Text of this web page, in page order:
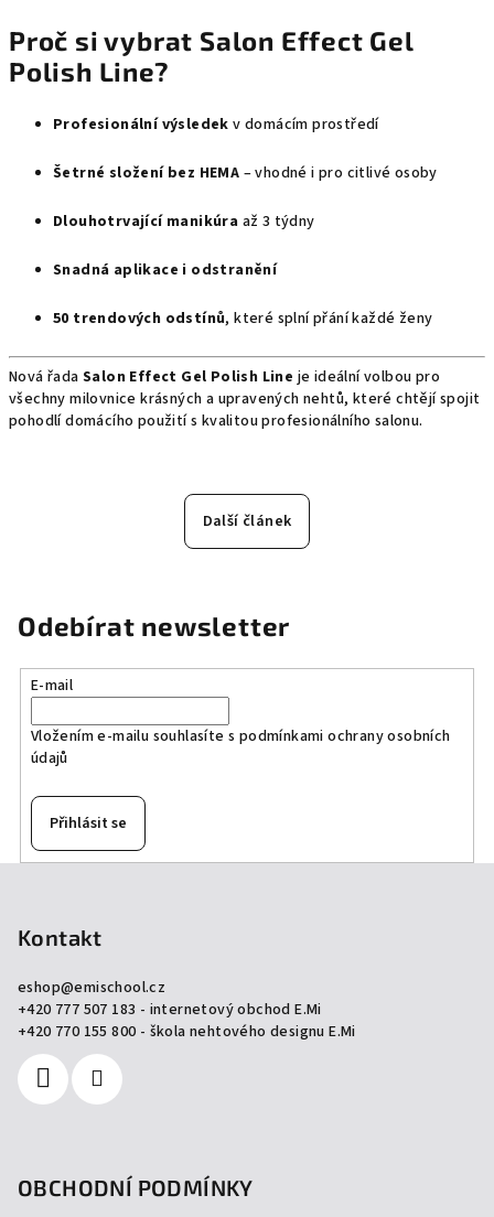
Proč si vybrat Salon Effect Gel
Polish Line?
Profesionální výsledek v domácím prostředí
Šetrné složení bez HEMA – vhodné i pro citlivé osoby
Dlouhotrvající manikúra až 3 týdny
Snadná aplikace i odstranění
50 trendových odstínů, které splní přání každé ženy
Nová řada Salon Effect Gel Polish Line je ideální volbou pro
všechny milovnice krásných a upravených nehtů, které chtějí spojit
pohodlí domácího použití s kvalitou profesionálního salonu.
Další článek
Odebírat newsletter
E-mail
Vložením e-mailu souhlasíte s podmínkami ochrany osobních
údajů
Přihlásit se
Kontakt
eshop@emischool.cz
+420 777 507 183 - internetový obchod E.Mi
+420 770 155 800 - škola nehtového designu E.Mi
OBCHODNÍ PODMÍNKY